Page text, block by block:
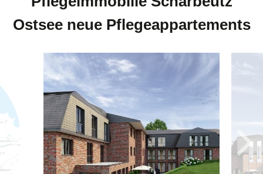
Ostsee neue Pflegeappartements